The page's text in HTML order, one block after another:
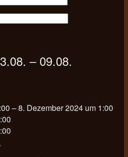
– 09.08.
– 8. Dezember 2024 um 1:00